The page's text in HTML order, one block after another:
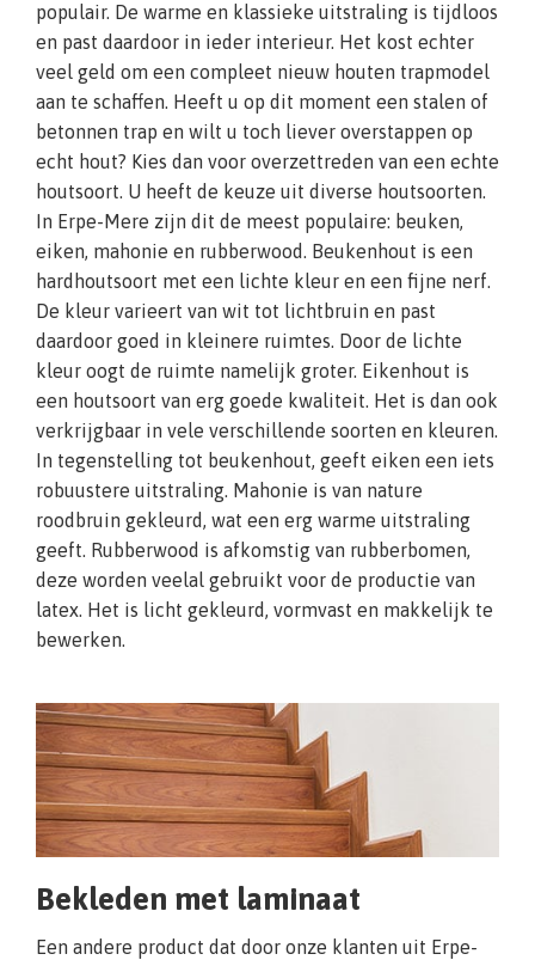
populair. De warme en klassieke uitstraling is tijdloos
en past daardoor in ieder interieur. Het kost echter
veel geld om een compleet nieuw houten trapmodel
aan te schaffen. Heeft u op dit moment een stalen of
betonnen trap en wilt u toch liever overstappen op
echt hout? Kies dan voor overzettreden van een echte
houtsoort. U heeft de keuze uit diverse houtsoorten.
In Erpe-Mere zijn dit de meest populaire: beuken,
eiken, mahonie en rubberwood. Beukenhout is een
hardhoutsoort met een lichte kleur en een fijne nerf.
De kleur varieert van wit tot lichtbruin en past
daardoor goed in kleinere ruimtes. Door de lichte
kleur oogt de ruimte namelijk groter. Eikenhout is
een houtsoort van erg goede kwaliteit. Het is dan ook
verkrijgbaar in vele verschillende soorten en kleuren.
In tegenstelling tot beukenhout, geeft eiken een iets
robuustere uitstraling. Mahonie is van nature
roodbruin gekleurd, wat een erg warme uitstraling
geeft. Rubberwood is afkomstig van rubberbomen,
deze worden veelal gebruikt voor de productie van
latex. Het is licht gekleurd, vormvast en makkelijk te
bewerken.
Bekleden met laminaat
Een andere product dat door onze klanten uit Erpe-